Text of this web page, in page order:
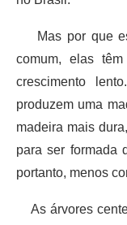
Mas por que
comum, elas
crescimento
produzem uma
madeira mais
para ser formada
portanto, menos
As árvores